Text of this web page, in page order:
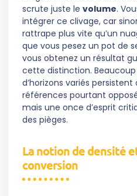
scrute juste le volume.
intégrer ce clivage, car
rattrape plus vite qu’un
que vous pesez un pot de
vous obtenez un résultat
cette distinction. Beaucoup
d’horizons variés
références pourtant
mais une once d’esprit
des pièges.
La notion de densité
conversion